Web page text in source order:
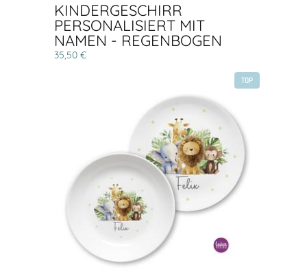
KINDERGESCHIRR
PERSONALISIERT MIT
NAMEN - REGENBOGEN
35,50 €
TOP